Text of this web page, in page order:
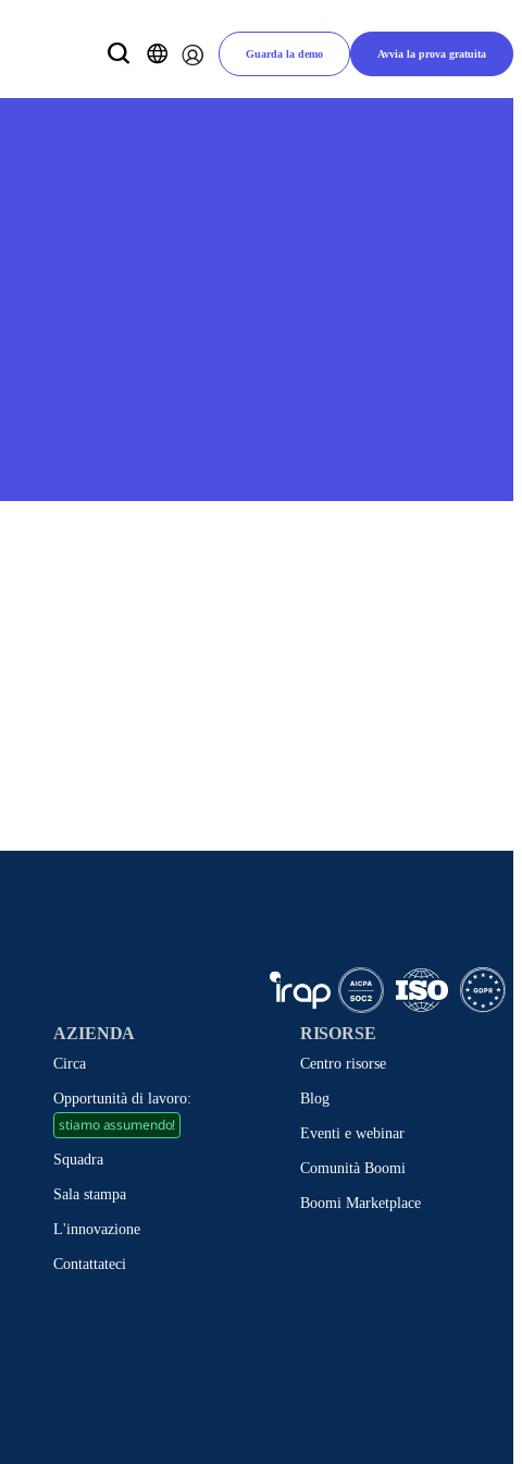
Guarda la demo Avvia la prova gratuita
AZIENDA
Circa
Opportunità di lavoro:
stiamo assumendo!
Squadra
Sala stampa
L'innovazione
Contattateci
RISORSE
Centro risorse
Blog
Eventi e webinar
Comunità Boomi
Boomi Marketplace